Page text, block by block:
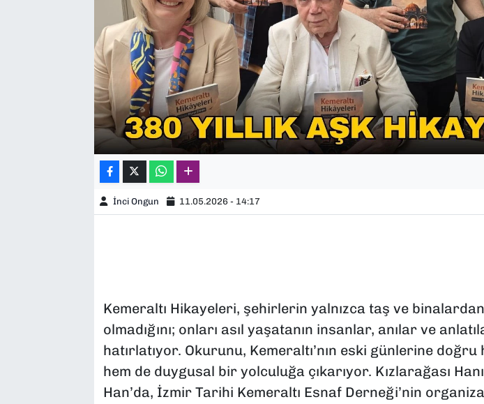
İnci Ongun 11.05.2026 - 14:17
Kemeraltı Hikayeleri, şehirlerin yalnızca taş ve
olmadığını; onları asıl yaşatanın insanlar, anılar ve
hatırlatıyor. Okurunu, Kemeraltı’nın eski günlerine
hem de duygusal bir yolculuğa çıkarıyor. Kızlarağası
Han’da, İzmir Tarihi Kemeraltı Esnaf Derneği’nin
YEREL YÖNETİMLER